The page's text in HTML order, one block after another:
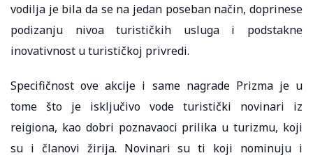
vodilja je bila da se na jedan poseban način, doprinese
podizanju nivoa turističkih usluga i podstakne
inovativnost u turističkoj privredi.
Specifičnost ove akcije i same nagrade Prizma je u
tome što je isključivo vode turistički novinari iz
reigiona, kao dobri poznavaoci prilika u turizmu, koji
su i članovi žirija. Novinari su ti koji nominuju i